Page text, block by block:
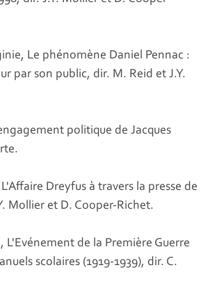
Le phénomène Daniel Pennac :
par son public, dir. M. Reid et J.Y.
politique de Jacques
Dreyfus à travers la presse de
Mollier et D. Cooper-Richet.
L'Evénement de la Première Guerre
scolaires (1919-1939), dir. C.